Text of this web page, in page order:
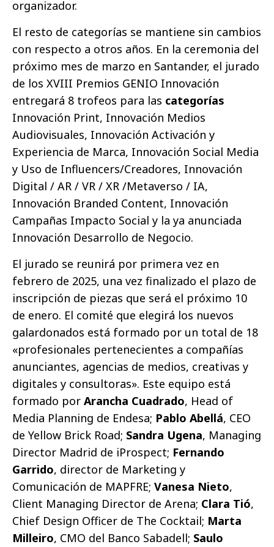
organizador.
El resto de categorías se mantiene sin cambios
con respecto a otros años. En la ceremonia del
próximo mes de marzo en Santander, el jurado
de los XVIII Premios GENIO Innovación
entregará 8 trofeos para las categorías
Innovación Print, Innovación Medios
Audiovisuales, Innovación Activación y
Experiencia de Marca, Innovación Social Media
y Uso de Influencers/Creadores, Innovación
Digital / AR / VR / XR /Metaverso / IA,
Innovación Branded Content, Innovación
Campañas Impacto Social y la ya anunciada
Innovación Desarrollo de Negocio.
El jurado se reunirá por primera vez en
febrero de 2025, una vez finalizado el plazo de
inscripción de piezas que será el próximo 10
de enero. El comité que elegirá los nuevos
galardonados está formado por un total de 18
«profesionales pertenecientes a compañías
anunciantes, agencias de medios, creativas y
digitales y consultoras». Este equipo está
formado por Arancha Cuadrado, Head of
Media Planning de Endesa; Pablo Abellá, CEO
de Yellow Brick Road; Sandra Ugena, Managing
Director Madrid de iProspect; Fernando
Garrido, director de Marketing y
Comunicación de MAPFRE; Vanesa Nieto,
Client Managing Director de Arena; Clara Tió,
Chief Design Officer de The Cocktail; Marta
Milleiro, CMO del Banco Sabadell; Saulo